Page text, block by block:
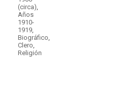
(circa),
Años
1910-
1919,
Biográfico,
Clero,
Religión